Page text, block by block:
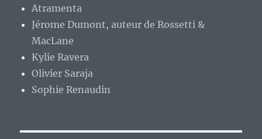
Atramenta
Jérome Dumont, auteur de Rossetti &
MacLane
Kylie Ravera
Olivier Saraja
Sophie Renaudin